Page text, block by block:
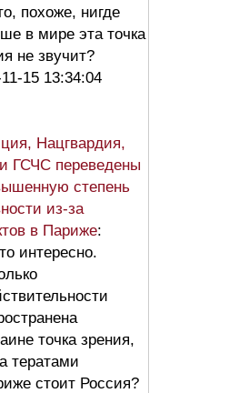
похоже, нигде
в мире эта точка
не звучит?
15 13:34:04
Нацгвардия,
ГСЧС переведены
степень
из-за
в Париже:
интересно.
точка зрения,
тератами
стоит Россия?